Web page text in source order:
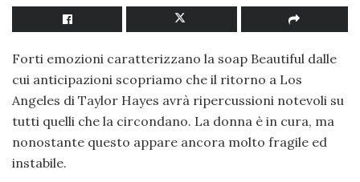
Forti emozioni caratterizzano la soap Beautiful dalle
cui anticipazioni scopriamo che il ritorno a Los
Angeles di Taylor Hayes avrà ripercussioni notevoli su
tutti quelli che la circondano. La donna è in cura, ma
nonostante questo appare ancora molto fragile ed
instabile.